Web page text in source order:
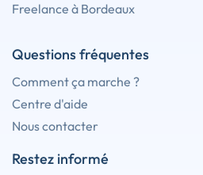
Freelance à Bordeaux
Questions fréquentes
Comment ça marche ?
Centre d'aide
Nous contacter
Restez informé